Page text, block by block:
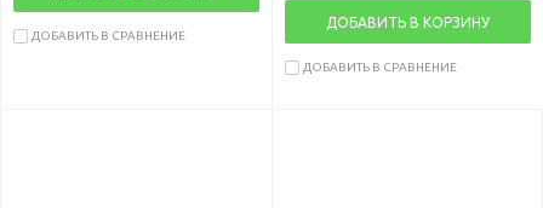
ДОБАВИТЬ В СРАВНЕНИЕ
ДОБАВИТЬ В КОРЗИНУ
ДОБАВИТЬ В СРАВНЕНИЕ